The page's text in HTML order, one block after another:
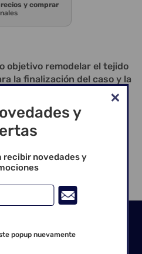
y comprar
objetivo remodelar el tejido
la finalización del caso y la
sobre el
el objetivo de
días;
n.o 7 – 1,17 mm.
y
recibir novedades y
popup nuevamente